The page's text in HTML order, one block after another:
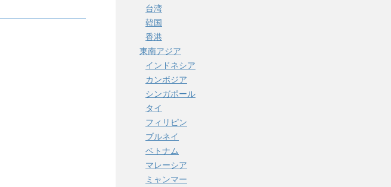
台湾
韓国
香港
東南アジア
インドネシア
カンボジア
シンガポール
タイ
フィリピン
ブルネイ
ベトナム
マレーシア
ミャンマー